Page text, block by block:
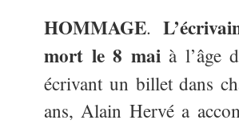
HOMMAGE.
mort le 8 mai à l’âge
écrivant un billet dans
ans, Alain Hervé a